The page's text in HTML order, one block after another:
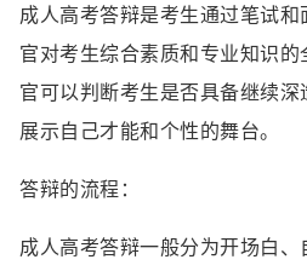
成人高考答辩是考生通过笔试
官对考生综合素质和专业知识
官可以判断考生是否具备继续
展示自己才能和个性的舞台。
答辩的流程：
成人高考答辩一般分为开场白